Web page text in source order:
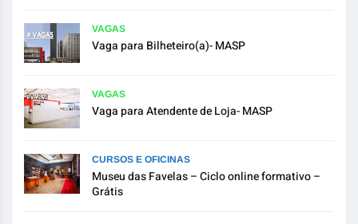
VAGAS
Vaga para Bilheteiro(a)- MASP
VAGAS
Vaga para Atendente de Loja- MASP
CURSOS E OFICINAS
Museu das Favelas – Ciclo online formativo –
Grátis